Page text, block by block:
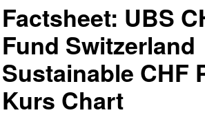
Factsheet: UBS
Fund Switzerland
Sustainable CHF
Kurs Chart